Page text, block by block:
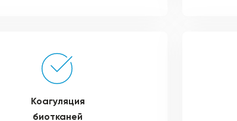
Коагуляция
биотканей